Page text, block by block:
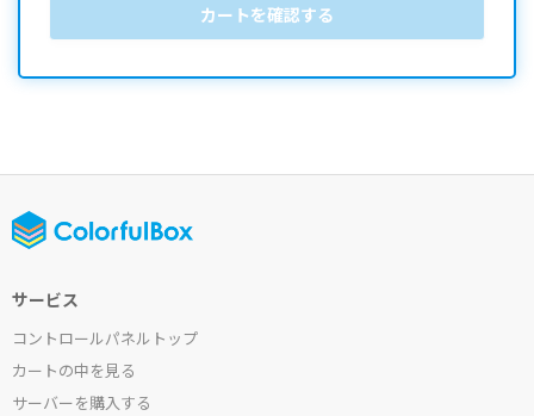
カートを確認する
サービス
コントロールパネルトップ
カートの中を見る
サーバーを購入する